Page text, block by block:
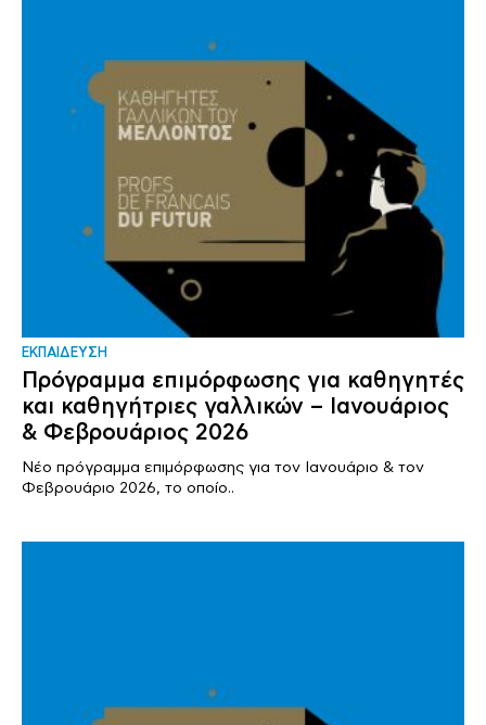
ΕΚΠΑΙΔΕΥΣΗ
Πρόγραμμα επιμόρφωσης για καθηγητές
και καθηγήτριες γαλλικών – Ιανουάριος
& Φεβρουάριος 2026
Νέο πρόγραμμα επιμόρφωσης για τον Ιανουάριο & τον
Φεβρουάριο 2026, το οποίο..